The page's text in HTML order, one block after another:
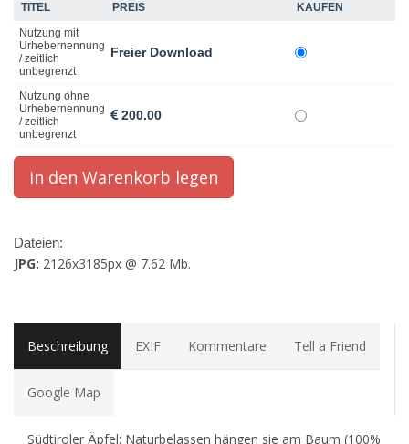
TITEL PREIS
KAUFEN
Nutzung mit
Urhebernennung
/ zeitlich
unbegrenzt
Freier Download
Nutzung ohne
Urhebernennung
/ zeitlich
unbegrenzt
200.00
Dateien:
JPG: 2126x3185px @ 7.62 Mb.
Beschreibung EXIF Kommentare Tell a Friend
Google Map
Südtiroler Äpfel: Naturbelassen hängen sie am Baum (100%